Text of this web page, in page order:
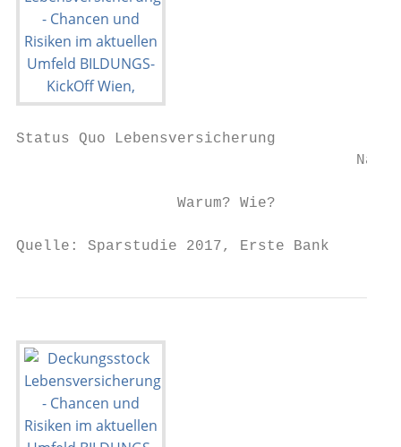
Status Quo Lebensversicherung
Warum? Wie?
Quelle: Sparstudie 2017, Erste Bank